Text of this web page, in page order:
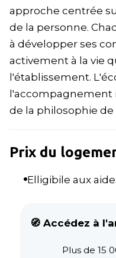
approche centrée
de la personne.
à développer ses
activement à la vie
l'établissement.
de la philosophie
Prix du
Elligibile aux
🧭 Accédez à
Plus de 15